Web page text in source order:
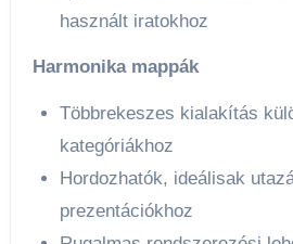
használt iratokhoz
Harmonika mappák
Többrekeszes kialakítás
kategóriákhoz
Hordozhatók, ideálisak
prezentációkhoz